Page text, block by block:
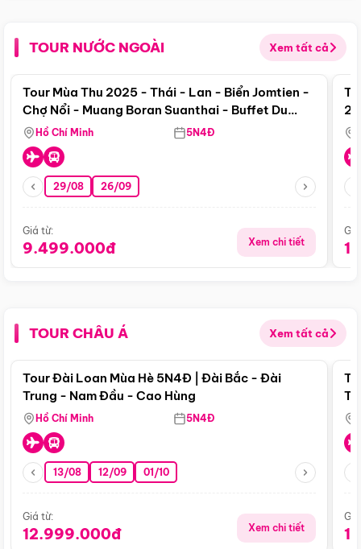
TOUR NƯỚC NGOÀI Xem tất cả
Điểm nổi bật
Tour Mùa Thu 2025 - Thái - Lan - Biển Jomtien -
Chợ Nổi - Muang Boran Suanthai - Buffet Du
Thuyền Sông Chaophraya
Hồ Chí Minh 5N4Đ
29/08 26/09
Giá từ:
9.499.000đ Xem chi tiết
TOUR CHÂU Á Xem tất cả
Điểm nổi bật
Tour Đài Loan Mùa Hè 5N4Đ | Đài Bắc - Đài
Trung - Nam Đầu - Cao Hùng
Hồ Chí Minh 5N4Đ
13/08 12/09 01/10
Giá từ:
12.999.000đ Xem chi tiết